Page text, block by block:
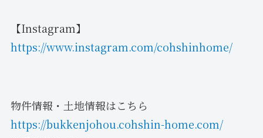
【Instagram】
https://www.instagram.com/cohshinhome/
物件情報・土地情報はこちら
https://bukkenjohou.cohshin-home.com/